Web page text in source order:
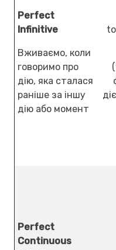
Perfect
Infinitive
Вживаємо, коли
говоримо про
дію, яка сталася
раніше за іншу
дію або момент
Perfect
Continuous